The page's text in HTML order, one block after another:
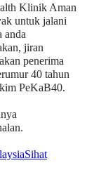
Klinik Aman
untuk jalani
anda
jiran
penerima
40 tahun
PeKaB40.